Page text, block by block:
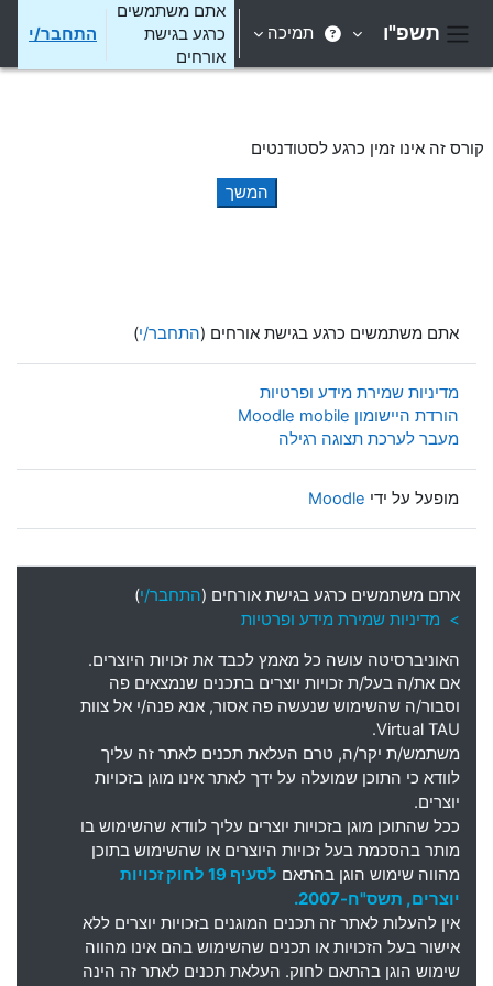
תשפ"ו תמיכה
אתם משתמשים
כרגע בגישת
אורחים
התחבר/י
קורס זה אינו זמין כרגע לסטודנטים
המשך
אתם משתמשים כרגע בגישת אורחים (התחבר/י)
מדיניות שמירת מידע ופרטיות
הורדת היישומון Moodle mobile
מעבר לערכת תצוגה רגילה
מופעל על ידי Moodle
אתם משתמשים כרגע בגישת אורחים (התחבר/י)
> מדיניות שמירת מידע ופרטיות
האוניברסיטה עושה כל מאמץ לכבד את זכויות היוצרים.
אם את/ה בעל/ת זכויות יוצרים בתכנים שנמצאים פה
וסבור/ה שהשימוש שנעשה פה אסור, אנא פנה/י אל צוות
Virtual TAU.
משתמש/ת יקר/ה, טרם העלאת תכנים לאתר זה עליך
לוודא כי התוכן שמועלה על ידך לאתר אינו מוגן בזכויות
יוצרים.
ככל שהתוכן מוגן בזכויות יוצרים עליך לוודא שהשימוש בו
מותר בהסכמת בעל זכויות היוצרים או שהשימוש בתוכן
מהווה שימוש הוגן בהתאם
לסעיף 19 לחוק זכויות
יוצרים, תשס"ח-2007.
אין להעלות לאתר זה תכנים המוגנים בזכויות יוצרים ללא
אישור בעל הזכויות או תכנים שהשימוש בהם אינו מהווה
שימוש הוגן בהתאם לחוק. העלאת תכנים לאתר זה הינה